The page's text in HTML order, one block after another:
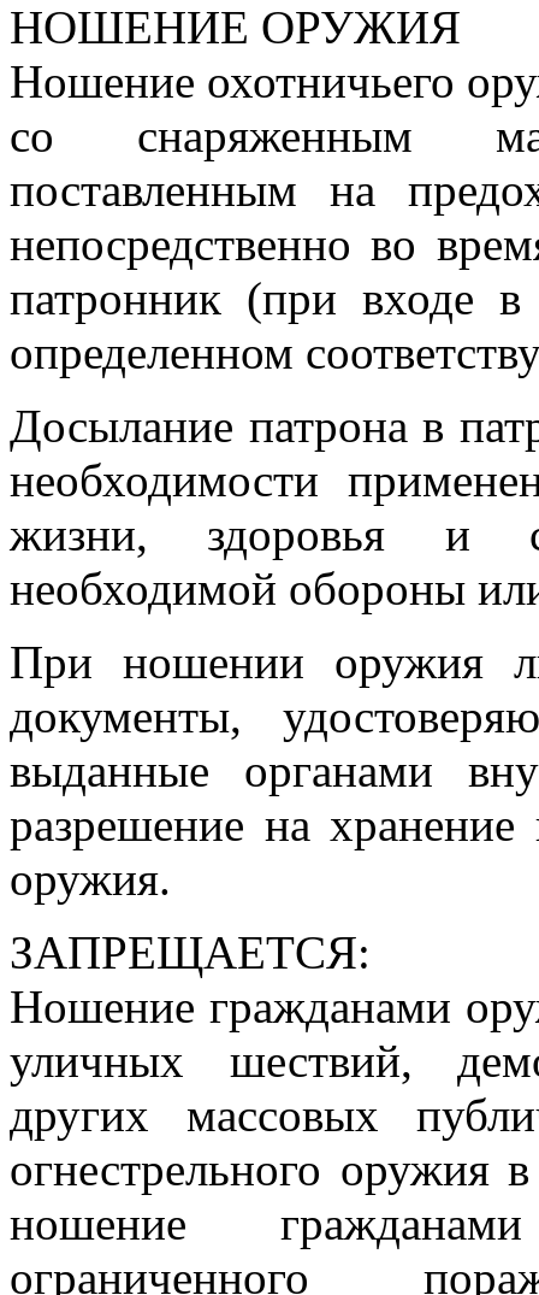
НОШЕНИЕ ОРУЖИЯ
Ношение охотничьего
со снаряженным
поставленным на
непосредственно во
патронник (при входе в
определенном
Досылание патрона в
необходимости
жизни, здоровья и
необходимой обороны
При ношении оружия
документы,
выданные органами
разрешение на
оружия.
ЗАПРЕЩАЕТСЯ:
Ношение гражданами
уличных шествий,
других массовых
огнестрельного оружия
ношение
ограниченного